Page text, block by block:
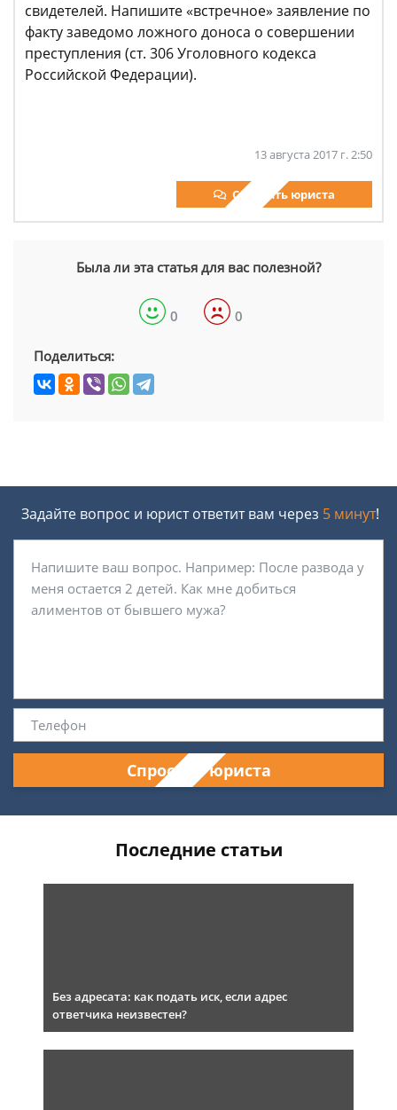
свидетелей. Напишите «встречное» заявление по
факту заведомо ложного доноса о совершении
преступления (ст. 306 Уголовного кодекса
Российской Федерации).
13 августа 2017 г. 2:50
Спросить юриста
Была ли эта статья для вас полезной?
0 0
Поделиться:
Задайте вопрос и юрист ответит вам через 5 минут!
Спросить юриста
Последние статьи
Без адресата: как подать иск, если адрес
ответчика неизвестен?